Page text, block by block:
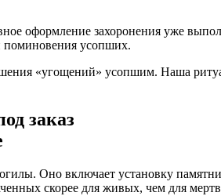
оформление захоронения уже
поминовения усопших.
«угощений» усопшим. Наша
заказ
Оно включает установку
скорее для живых, чем для